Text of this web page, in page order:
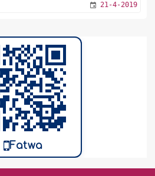
21-4-2019
Ramuan untuk
Payudara
formula (ramuan)
dan
payudara yang telah
hamil dan
Fatwa